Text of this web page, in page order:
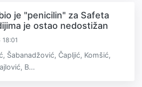
je "penicilin" za Safeta
je ostao nedostižan
18:01
Šabanadžović, Čapljić, Komšić,
B...